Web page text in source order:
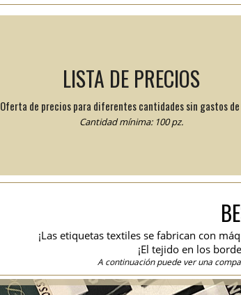
LISTA DE PRECIOS
Oferta de precios para diferentes cantidades sin gastos de
Cantidad mínima: 100 pz.
¡Las etiquetas textiles se fabrican con
¡El tejido en los
A continuación puede ver una